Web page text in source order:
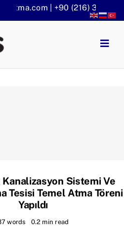
| +90 (216) 301 1140
Sistemi Ve
Tesisi Temel Atma Töreni
Yapıldı
words 0.2 min read